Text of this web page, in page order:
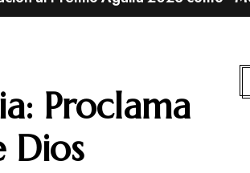
Proclama
Dios